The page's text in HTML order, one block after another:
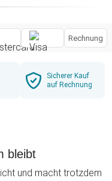
Rechnung
Sicherer Kauf
auf Rechnung
bleibt
und macht trotzdem